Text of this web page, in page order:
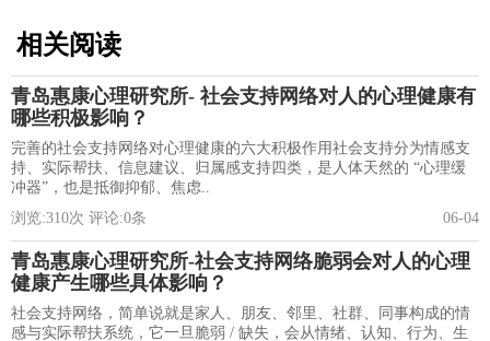
相关阅读
青岛惠康心理研究所- 社会支持网络对人的心理健康有
哪些积极影响？
完善的社会支持网络对心理健康的六大积极作用社会支持分为情感支
持、实际帮扶、信息建议、归属感支持四类，是人体天然的 “心理缓
冲器”，也是抵御抑郁、焦虑..
浏览:310次 评论:0条 06-04
青岛惠康心理研究所-社会支持网络脆弱会对人的心理
健康产生哪些具体影响？
社会支持网络，简单说就是家人、朋友、邻里、社群、同事构成的情
感与实际帮扶系统，它一旦脆弱 / 缺失，会从情绪、认知、行为、生